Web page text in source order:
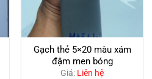
Gạch thẻ 5×20 màu xám
đậm men bóng
Giá: Liên hệ